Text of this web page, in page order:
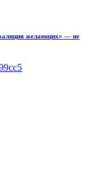
желающих» — не